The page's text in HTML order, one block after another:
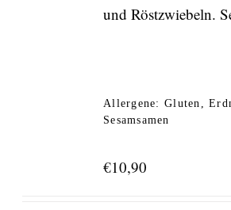
und Röstzwiebeln.
Allergene: Gluten,
Sesamsamen
€10,90